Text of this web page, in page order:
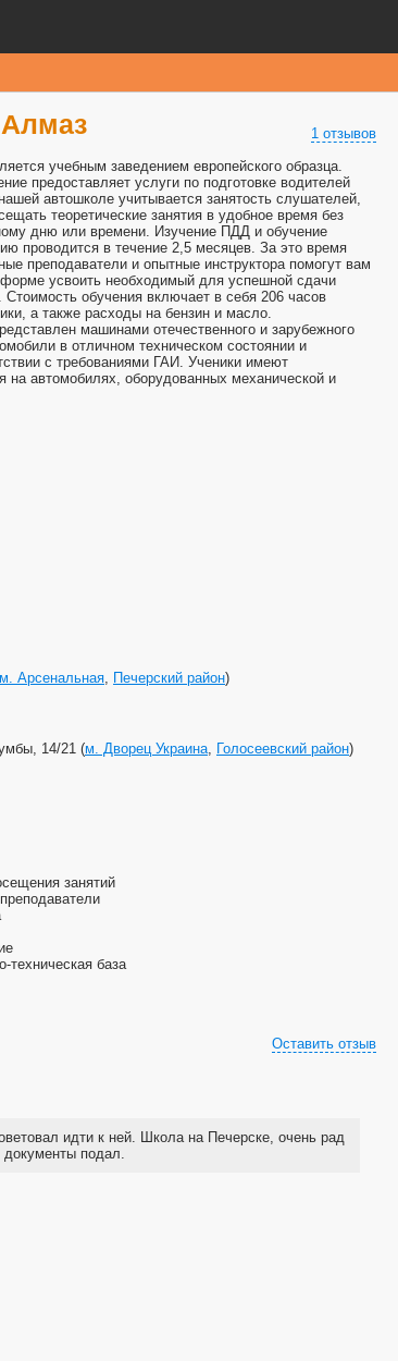
1 отзывов
учебным заведением европейского образца.
предоставляет услуги по подготовке водителей
автошколе учитывается занятость слушателей,
теоретические занятия в удобное время без
дню или времени. Изучение ПДД и обучение
проводится в течение 2,5 месяцев. За это время
преподаватели и опытные инструктора помогут вам
форме усвоить необходимый для успешной сдачи
Стоимость обучения включает в себя 206 часов
а также расходы на бензин и масло.
машинами отечественного и зарубежного
в отличном техническом состоянии и
с требованиями ГАИ. Ученики имеют
на автомобилях, оборудованных механической и
м. Арсенальная, Печерский район)
14/21 (м. Дворец Украина, Голосеевский район)
занятий
техническая база
Оставить отзыв
идти к ней. Школа на Печерске, очень рад
документы подал.